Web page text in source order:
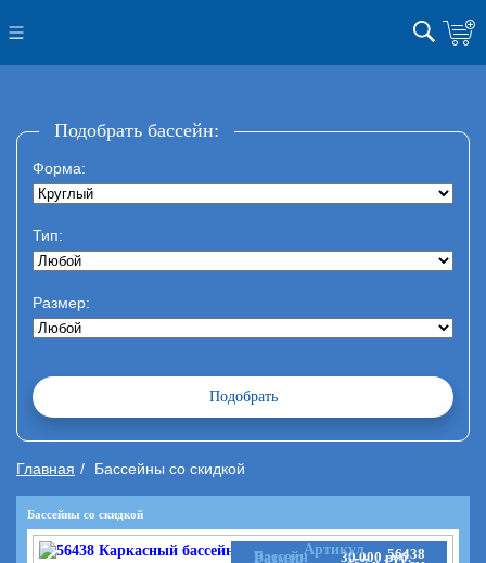
Подобрать бассейн:
Форма:
Тип:
Размер:
Главная Бассейны со скидкой
Бассейны со скидкой
Бассейн 30 000 руб.
Артикул 56438
Размер